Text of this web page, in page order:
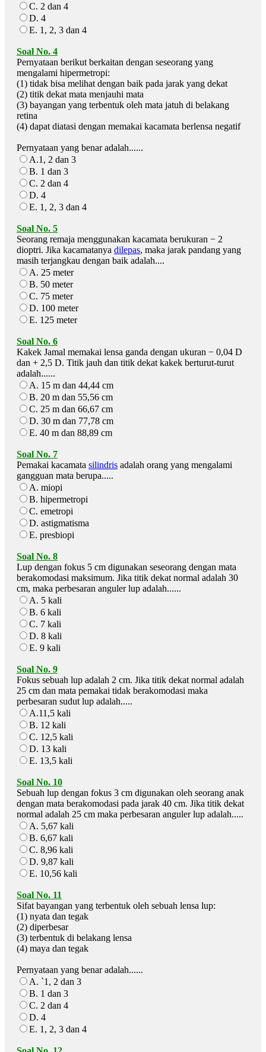
C. 2 dan 4
D. 4
E. 1, 2, 3 dan 4
Soal No. 4
Pernyataan berikut berkaitan dengan seseorang yang
mengalami hipermetropi:
(1) tidak bisa melihat dengan baik pada jarak yang dekat
(2) titik dekat mata menjauhi mata
(3) bayangan yang terbentuk oleh mata jatuh di belakang
retina
(4) dapat diatasi dengan memakai kacamata berlensa negatif
Pernyataan yang benar adalah......
A.1, 2 dan 3
B. 1 dan 3
C. 2 dan 4
D. 4
E. 1, 2, 3 dan 4
Soal No. 5
Seorang remaja menggunakan kacamata berukuran − 2
dioptri. Jika kacamatanya dilepas, maka jarak pandang yang
masih terjangkau dengan baik adalah....
A. 25 meter
B. 50 meter
C. 75 meter
D. 100 meter
E. 125 meter
Soal No. 6
Kakek Jamal memakai lensa ganda dengan ukuran − 0,04 D
dan + 2,5 D. Titik jauh dan titik dekat kakek berturut-turut
adalah......
A. 15 m dan 44,44 cm
B. 20 m dan 55,56 cm
C. 25 m dan 66,67 cm
D. 30 m dan 77,78 cm
E. 40 m dan 88,89 cm
Soal No. 7
Pemakai kacamata silindris adalah orang yang mengalami
gangguan mata berupa.....
A. miopi
B. hipermetropi
C. emetropi
D. astigmatisma
E. presbiopi
Soal No. 8
Lup dengan fokus 5 cm digunakan seseorang dengan mata
berakomodasi maksimum. Jika titik dekat normal adalah 30
cm, maka perbesaran anguler lup adalah......
A. 5 kali
B. 6 kali
C. 7 kali
D. 8 kali
E. 9 kali
Soal No. 9
Fokus sebuah lup adalah 2 cm. Jika titik dekat normal adalah
25 cm dan mata pemakai tidak berakomodasi maka
perbesaran sudut lup adalah.....
A.11,5 kali
B. 12 kali
C. 12,5 kali
D. 13 kali
E. 13,5 kali
Soal No. 10
Sebuah lup dengan fokus 3 cm digunakan oleh seorang anak
dengan mata berakomodasi pada jarak 40 cm. Jika titik dekat
normal adalah 25 cm maka perbesaran anguler lup adalah.....
A. 5,67 kali
B. 6,67 kali
C. 8,96 kali
D. 9,87 kali
E. 10,56 kali
Soal No. 11
Sifat bayangan yang terbentuk oleh sebuah lensa lup:
(1) nyata dan tegak
(2) diperbesar
(3) terbentuk di belakang lensa
(4) maya dan tegak
Pernyataan yang benar adalah......
A. `1, 2 dan 3
B. 1 dan 3
C. 2 dan 4
D. 4
E. 1, 2, 3 dan 4